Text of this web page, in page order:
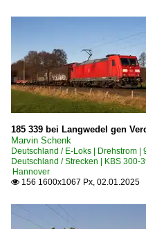
185 339 bei Langwedel gen
Marvin Schenk
Deutschland / E-Loks | Drehstrom
Deutschland / Strecken | KBS
Hannover
 156 1600x1067 Px, 02.01.2025